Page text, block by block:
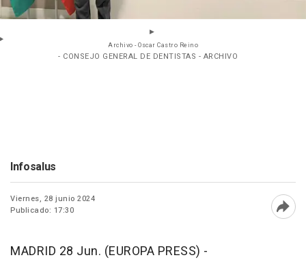
Archivo - Oscar Castro Reino
- CONSEJO GENERAL DE DENTISTAS - ARCHIVO
Infosalus
Viernes, 28 junio 2024
Publicado: 17:30
MADRID 28 Jun. (EUROPA PRESS) -